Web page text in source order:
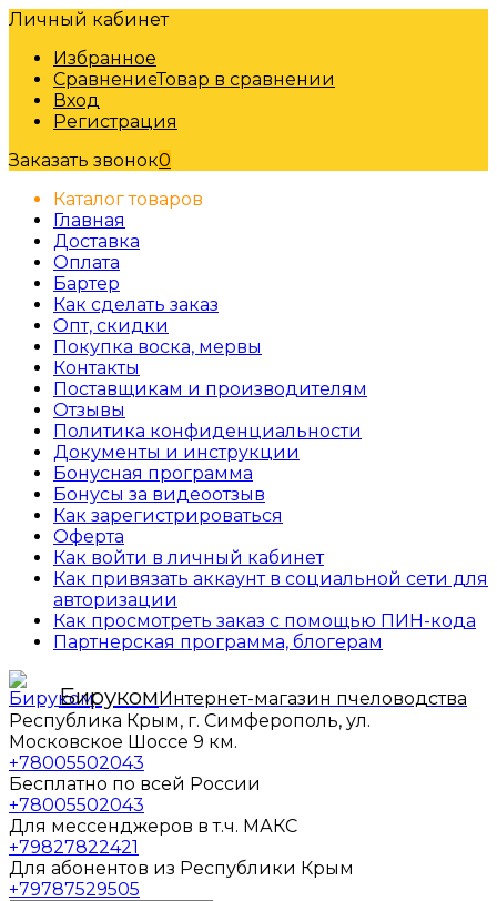
Личный кабинет
Избранное
СравнениеТовар в сравнении
Вход
Регистрация
Заказать звонок0
Каталог товаров
Главная
Доставка
Оплата
Бартер
Как сделать заказ
Опт, скидки
Покупка воска, мервы
Контакты
Поставщикам и производителям
Отзывы
Политика конфиденциальности
Документы и инструкции
Бонусная программа
Бонусы за видеоотзыв
Как зарегистрироваться
Оферта
Как войти в личный кабинет
Как привязать аккаунт в социальной сети для
авторизации
Как просмотреть заказ с помощью ПИН-кода
Партнерская программа, блогерам
БирукомИнтернет-магазин пчеловодства
Республика Крым, г. Симферополь, ул.
Московское Шоссе 9 км.
+78005502043
Бесплатно по всей России
+78005502043
Для мессенджеров в т.ч. МАКС
+79827822421
Для абонентов из Республики Крым
+79787529505